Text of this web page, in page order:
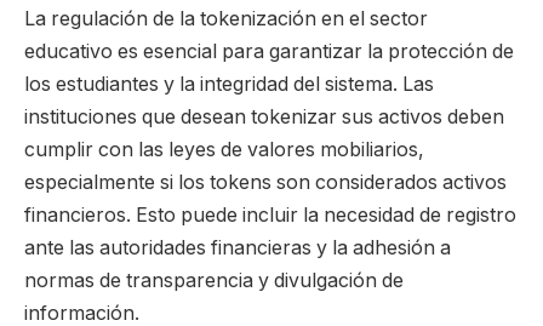
La regulación de la tokenización en el sector
educativo es esencial para garantizar la protección de
los estudiantes y la integridad del sistema. Las
instituciones que desean tokenizar sus activos deben
cumplir con las leyes de valores mobiliarios,
especialmente si los tokens son considerados activos
financieros. Esto puede incluir la necesidad de registro
ante las autoridades financieras y la adhesión a
normas de transparencia y divulgación de
información.